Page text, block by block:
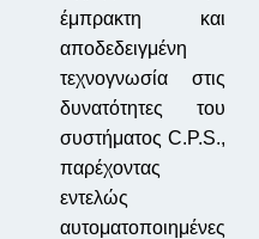
έμπρακτη και
αποδεδειγμένη
τεχνογνωσία στις
δυνατότητες του
συστήματος C.P.S.,
παρέχοντας
εντελώς
αυτοματοποιημένες